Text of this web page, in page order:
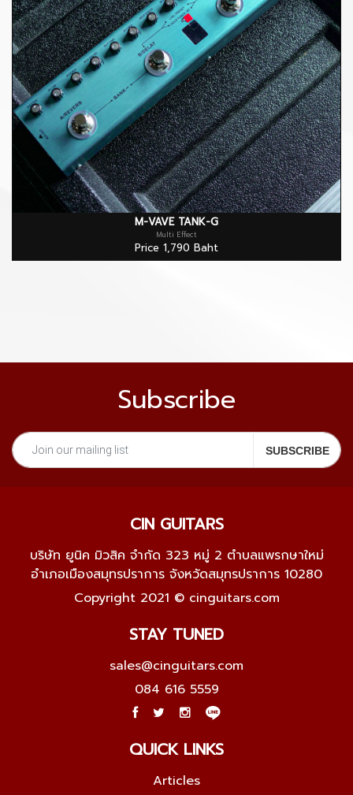
M-VAVE TANK-G
Multi Effect
Price 1,790 Baht
Subscribe
CIN GUITARS
บริษัท ยูนิค มิวสิค จำกัด 323 หมู่ 2 ตำบลแพรกษาใหม่
อำเภอเมืองสมุทรปราการ จังหวัดสมุทรปราการ 10280
Copyright 2021 © cinguitars.com
STAY TUNED
sales@cinguitars.com
084 616 5559
QUICK LINKS
Articles